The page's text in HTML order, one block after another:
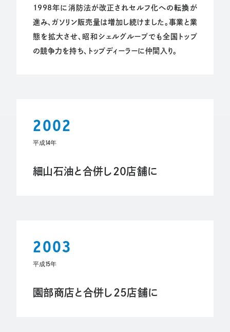
1998年に消防法が改正されセルフ化への転換が
進み、ガソリン販売量は増加し続けました。事業と業
態を拡大させ、昭和シェルグループでも全国トップ
の競争力を持ち、トップディーラーに仲間入り。
2002
平成14年
細山石油と合併し20店舗に
2003
平成15年
園部商店と合併し25店舗に